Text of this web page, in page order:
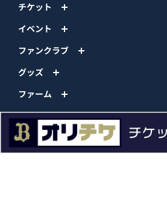
チケット
イベント
ファンクラブ
グッズ
ファーム
エンタメ
スタジアム